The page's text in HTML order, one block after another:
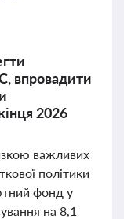
впровадити
2026
важливих
політики
фонд у
на 8,1